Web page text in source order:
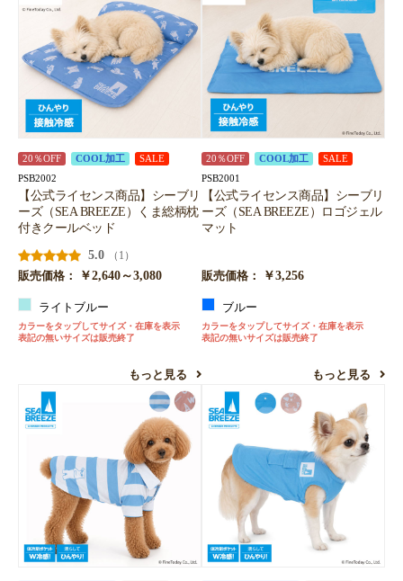
20％OFF COOL加工 SALE
PSB2002
【公式ライセンス商品】シーブリ
ーズ（SEA BREEZE）くま総柄枕
付きクールベッド
5.0
（1）
販売価格：
￥2,640～3,080
ライトブルー
カラーをタップしてサイズ・在庫を表示
表記の無いサイズは販売終了
もっと見る
20％OFF COOL加工 SALE
PSB2001
【公式ライセンス商品】シーブリ
ーズ（SEA BREEZE）ロゴジェル
マット
販売価格： ￥3,256
ブルー
カラーをタップしてサイズ・在庫を表示
表記の無いサイズは販売終了
もっと見る